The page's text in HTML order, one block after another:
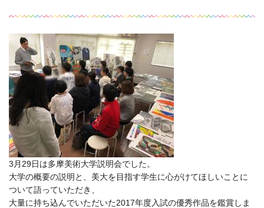
3月29日は多摩美術大学説明会でした。
大学の概要の説明と、美大を目指す学生に心がけてほしいことに
ついて語っていただき、
大量に持ち込んでいただいた2017年度入試の優秀作品を鑑賞しま